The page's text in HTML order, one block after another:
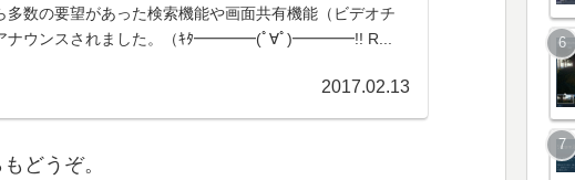
多数の要望があった検索機能や画面共有機能（ビデオチ
ナウンスされました。（ｷﾀ━━━━(ﾟ∀ﾟ)━━━━!! R...
2017.02.13
どうぞ。